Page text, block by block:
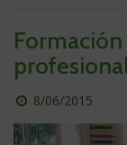
Publicado
día
8/06/2015